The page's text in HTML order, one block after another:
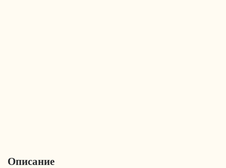
Описание